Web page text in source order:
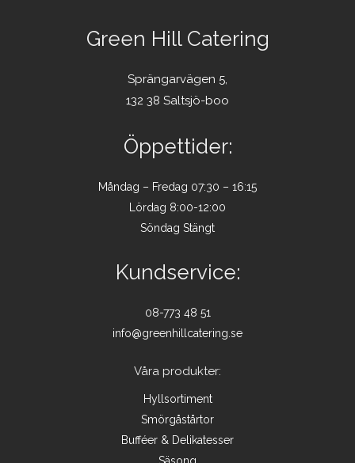
Green Hill Catering
Sprängarvägen 5,
132 38 Saltsjö-boo
Öppettider:
Måndag – Fredag 07:30 – 16:15
Lördag 8:00-12:00
Söndag Stängt
Kundservice:
08-773 48 51
info@greenhillcatering.se
Våra produkter:
Hyllsortiment
Smörgåstårtor
Bufféer & Delikatesser
Säsong